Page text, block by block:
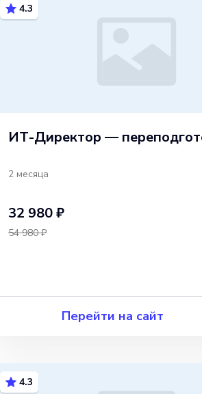
4.3
ИТ-Директор —
2 месяца
32 980 ₽
54 980 ₽
Перейти на сайт
4.3